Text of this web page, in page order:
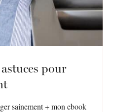
pour
sainement + mon ebook